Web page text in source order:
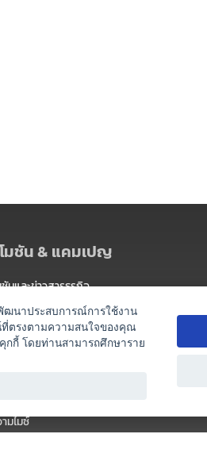
มชัน & แคมเปญ
ชันและข่าวสารธุรกิจ
จ
ปญ
มไมซ์
ฒนาประสบการณ์การใช้งาน
ที่ตรงตามความสนใจของคุณ
กี้ โดยท่านสามารถศึกษาราย